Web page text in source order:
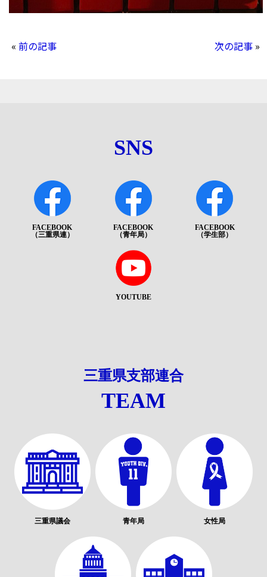
«前の記事 次の記事 »
SNS
FACEBOOK
（三重県連）
FACEBOOK
（青年局）
FACEBOOK
（学生部）
YOUTUBE
三重県支部連合
TEAM
三重県議会 青年局 女性局